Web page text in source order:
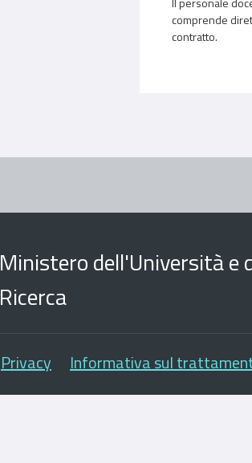
comprende
contratto.
Ministero dell'Università e
Ricerca
Privacy Informativa sul